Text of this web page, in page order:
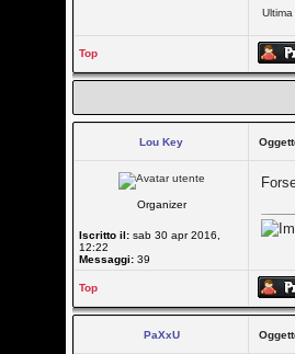
Top
Lou Key
Organizer
Iscritto il: sab 30 apr 2016,
12:22
Messaggi: 39
Top
PaXxU